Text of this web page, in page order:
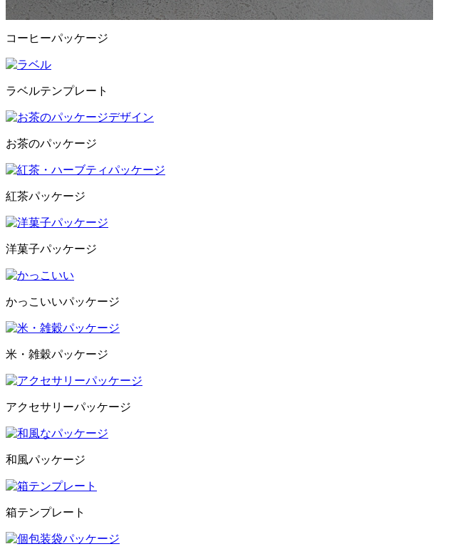
コーヒーパッケージ
ラベルテンプレート
お茶のパッケージ
紅茶パッケージ
洋菓子パッケージ
かっこいいパッケージ
米・雑穀パッケージ
アクセサリーパッケージ
和風パッケージ
箱テンプレート